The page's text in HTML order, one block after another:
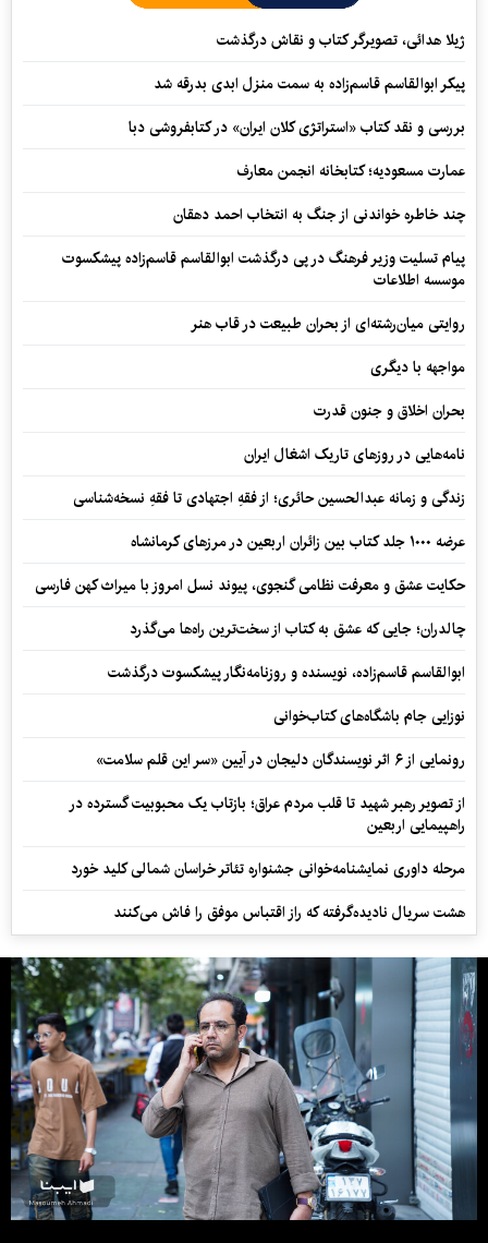
ژیلا هدائی، تصویرگر کتاب و نقاش درگذشت
پیکر ابوالقاسم قاسم‌زاده به سمت منزل ابدی بدرقه شد
بررسی و نقد کتاب «استراتژی کلان ایران» در کتابفروشی دبا
عمارت مسعودیه؛ کتابخانه انجمن معارف
چند خاطره خواندنی از جنگ به انتخاب احمد دهقان
پیام تسلیت وزیر فرهنگ در پی درگذشت ابوالقاسم قاسم‌زاده پیشکسوت
موسسه اطلاعات
روایتی میان‌رشته‌ای از بحران طبیعت در قاب هنر
مواجهه با دیگری
بحران اخلاق و جنون قدرت
نامه‌هایی در روزهای تاریک اشغال ایران
زندگی و زمانه عبدالحسین حائری؛ از فقهِ اجتهادی تا فقهِ نسخه‌شناسی
عرضه ۱۰۰۰ جلد کتاب بین زائران اربعین در مرزهای کرمانشاه
حکایت عشق و معرفت نظامی گنجوی، پیوند نسل امروز با میراث کهن فارسی
چالدران؛ جایی که عشق به کتاب از سخت‌ترین راه‌ها می‌گذرد
ابوالقاسم قاسم‌زاده، نویسنده و روزنامه‌نگار پیشکسوت درگذشت
نوزایی جام باشگاه‌های کتاب‌خوانی
رونمایی از ۶ اثر نویسندگان دلیجان در آیین «سر این قلم سلامت»
از تصویر رهبر شهید تا قلب مردم عراق؛ بازتاب یک محبوبیت گسترده در
راهپیمایی اربعین
مرحله داوری نمایشنامه‌خوانی جشنواره تئاتر خراسان شمالی کلید خورد
هشت سریال نادیده‌گرفته که راز اقتباس موفق را فاش می‌کنند